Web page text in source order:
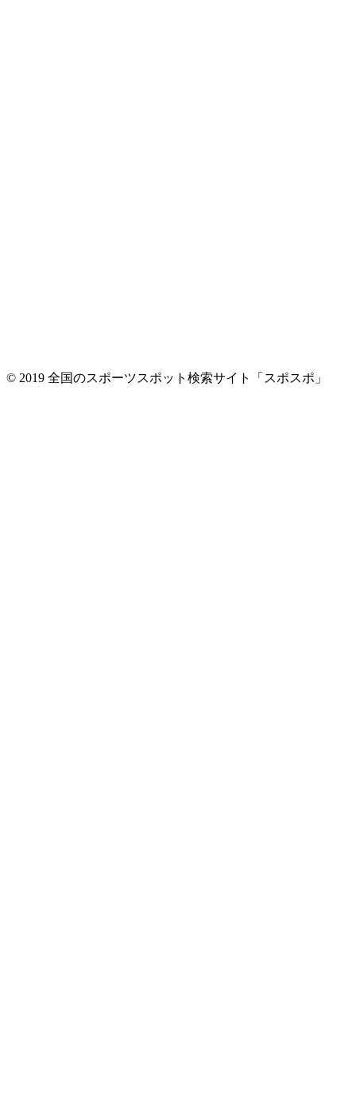
© 2019 全国のスポーツスポット検索サイト「スポスポ」